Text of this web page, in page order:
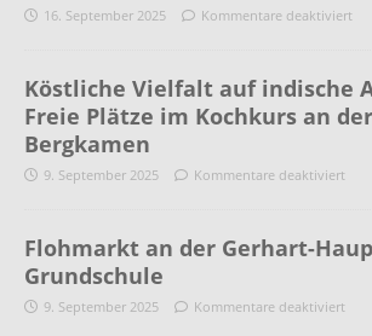
16. September 2025 Kommentare deaktiviert
Köstliche Vielfalt auf indische
Freie Plätze im Kochkurs an der
Bergkamen
9. September 2025 Kommentare deaktiviert
Flohmarkt an der Gerhart-
Grundschule
9. September 2025 Kommentare deaktiviert